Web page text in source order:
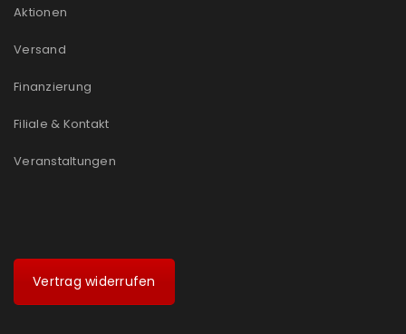
Aktionen
Versand
Finanzierung
Filiale & Kontakt
Veranstaltungen
Vertrag widerrufen